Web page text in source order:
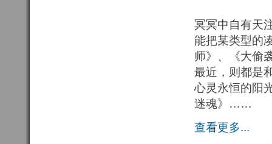
冥冥中自有天
能把某类型的
师》、《大偷
最近，则都是
心灵永恒的阳
迷魂》……
查看更多...